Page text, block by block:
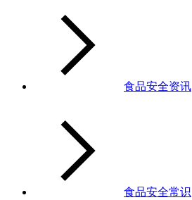
食品安全资讯
食品安全常识